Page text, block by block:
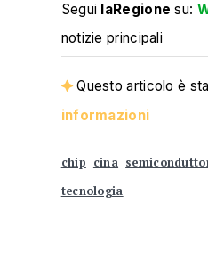
Segui laRegione su:
notizie principali
Questo articolo è
informazioni
chip cina
tecnologia